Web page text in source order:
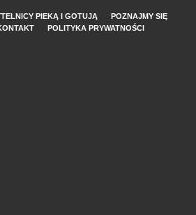
PIEKĄ I GOTUJĄ
POZNAJMY SIĘ
POLITYKA PRYWATNOŚCI